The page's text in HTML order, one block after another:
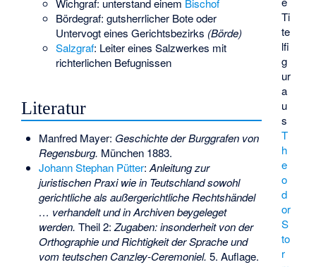
Ti
te
lfi
g
ur
a
u
s
T
h
e
o
d
or
S
to
r
Wichgraf: unterstand einem Bischof
Bördegraf: gutsherrlicher Bote oder
Untervogt eines Gerichtsbezirks (Börde)
Salzgraf: Leiter eines Salzwerkes mit
richterlichen Befugnissen
Literatur
Manfred Mayer: Geschichte der Burggrafen von
Regensburg. München 1883.
Johann Stephan Pütter: Anleitung zur
juristischen Praxi wie in Teutschland sowohl
gerichtliche als außergerichtliche Rechtshändel
… verhandelt und in Archiven beygeleget
werden. Theil 2: Zugaben: insonderheit von der
Orthographie und Richtigkeit der Sprache und
vom teutschen Canzley-Ceremoniel. 5. Auflage.